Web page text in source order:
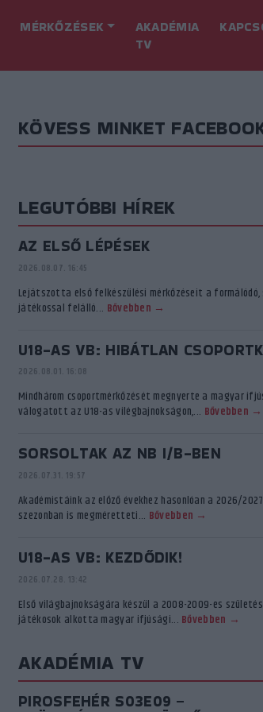
MÉRKŐZÉSEK
AKADÉMIA
TV
KÖVESS MINKET
LEGUTÓBBI HÍREK
AZ ELSŐ LÉPÉSEK
2026.08.07. 16:45
Lejátszotta első felkészülési mérkőzéseit a formálódó,
játékossal felálló... Bővebben →
U18-AS VB: HIBÁTLAN
2026.08.01. 16:08
Mindhárom csoportmérkőzését megnyerte a magyar
válogatott az U18-as vilégbajnokságon,... Bővebben →
SORSOLTAK AZ NB I/B-BEN
2026.07.31. 19:57
Akadémistáink az előző évekhez hasonlóan a 2026/
szezonban is megméretteti... Bővebben →
U18-AS VB: KEZDŐDIK!
2026.07.28. 13:42
Első világbajnokságára készül a 2008-2009-es
játékosok alkotta magyar ifjúsági... Bővebben →
AKADÉMIA TV
PIROSFEHÉR S03E09 –